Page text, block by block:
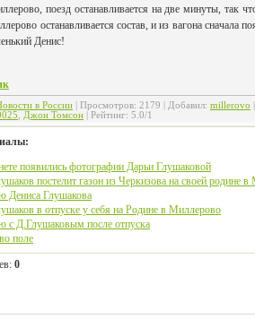
поезд останавливается на две минуты, так
останавливается состав, и из вагона сначала
Денис!
в России Просмотров: 2179 Добавил: millerovo
Джон Томсон Рейтинг: 5.0/1
появились фотографии Дарьи Глушаковой
постелит газон из Черкизова на своей родине в
Дениса Глушакова
в отпуске у себя на Родине в Миллерово
с Д.Глушаковым после отпуска
поле
: 0